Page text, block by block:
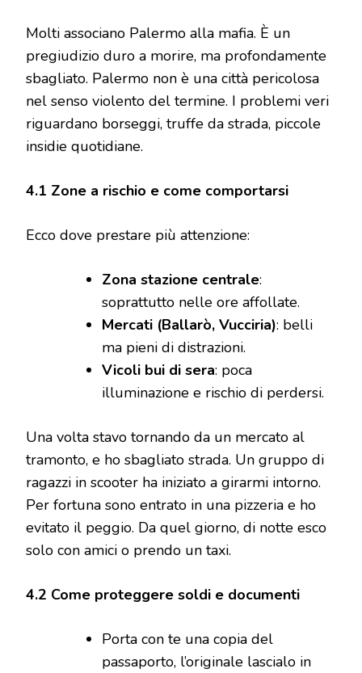
Molti associano Palermo alla mafia. È un
pregiudizio duro a morire, ma profondamente
sbagliato. Palermo non è una città pericolosa
nel senso violento del termine. I problemi veri
riguardano borseggi, truffe da strada, piccole
insidie quotidiane.
4.1 Zone a rischio e come comportarsi
Ecco dove prestare più attenzione:
Zona stazione centrale:
soprattutto nelle ore affollate.
Mercati (Ballarò, Vucciria): belli
ma pieni di distrazioni.
Vicoli bui di sera: poca
illuminazione e rischio di perdersi.
Una volta stavo tornando da un mercato al
tramonto, e ho sbagliato strada. Un gruppo di
ragazzi in scooter ha iniziato a girarmi intorno.
Per fortuna sono entrato in una pizzeria e ho
evitato il peggio. Da quel giorno, di notte esco
solo con amici o prendo un taxi.
4.2 Come proteggere soldi e documenti
Porta con te una copia del
passaporto, l’originale lascialo in